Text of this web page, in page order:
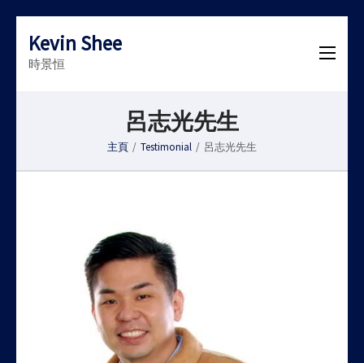
Kevin Shee
時景恒
呂志光先生
主頁 / Testimonial / 呂志光先生